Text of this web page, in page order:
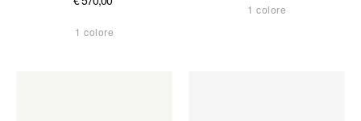
1 colore
1 colore